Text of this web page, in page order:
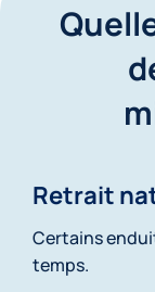
Retrait
Certains
temps.